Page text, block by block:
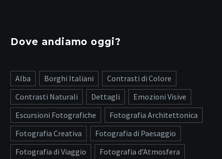
Dove andiamo oggi?
Alba Borghi Italiani
Contrasti di Colore
Contrasti Naturali
Dettagli
Emozioni Visive
Escursioni Fotografiche
Fotografia Architettonica
Fotografia Creativa
Fotografia di Paesaggio
Fotografia di Viaggio
Fotografia d’Atmosfera